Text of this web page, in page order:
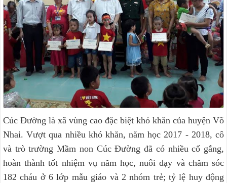
Cúc Đường là xã vùng cao đặc biệt khó khăn của huyện Võ
Nhai. Vượt qua nhiều khó khăn, năm học 2017 - 2018, cô
và trò trường Mầm non Cúc Đường đã có nhiều cố gắng,
hoàn thành tốt nhiệm vụ năm học, nuôi dạy và chăm sóc
182 cháu ở 6 lớp mẫu giáo và 2 nhóm trẻ; tỷ lệ huy động